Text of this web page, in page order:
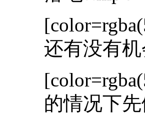
还有没有
的情况下